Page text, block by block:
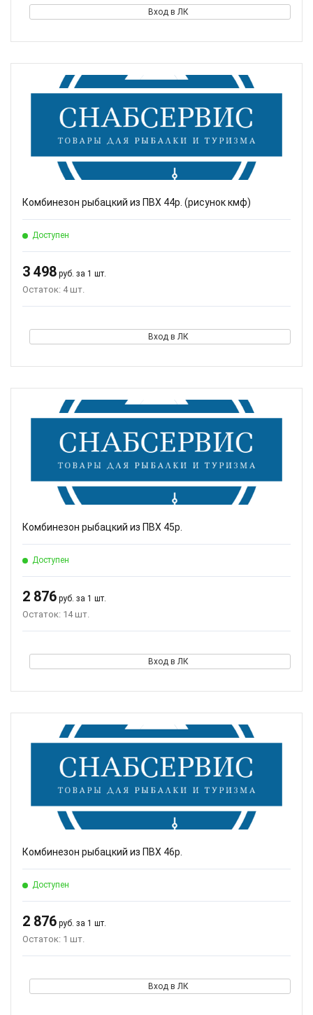
Вход в ЛК
Комбинезон рыбацкий из ПВХ 44р. (рисунок кмф)
Доступен
3 498 руб. за 1 шт.
Остаток: 4 шт.
Вход в ЛК
Комбинезон рыбацкий из ПВХ 45р.
Доступен
2 876 руб. за 1 шт.
Остаток: 14 шт.
Вход в ЛК
Комбинезон рыбацкий из ПВХ 46р.
Доступен
2 876 руб. за 1 шт.
Остаток: 1 шт.
Вход в ЛК